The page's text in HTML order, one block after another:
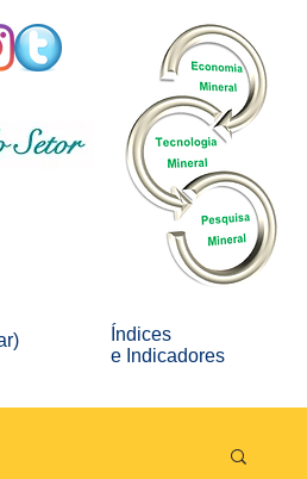
Índices
e Indicadores